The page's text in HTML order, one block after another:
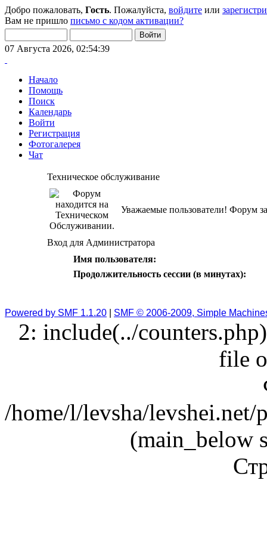
Добро пожаловать, Гость. Пожалуйста, войдите или
Вам не пришло письмо с кодом активации?
07 Августа 2026, 02:54:39
Начало
Помощь
Поиск
Календарь
Войти
Регистрация
Фотогалерея
Чат
Техническое обслуживание
Уважаемые пользователи! Форум
Вход для Администратора
Имя пользователя:
Продолжительность сессии (в минутах):
Powered by SMF 1.1.20 SMF © 2006-2009, Simple
2: include(../
file
/home/l/levsha/
(main_below